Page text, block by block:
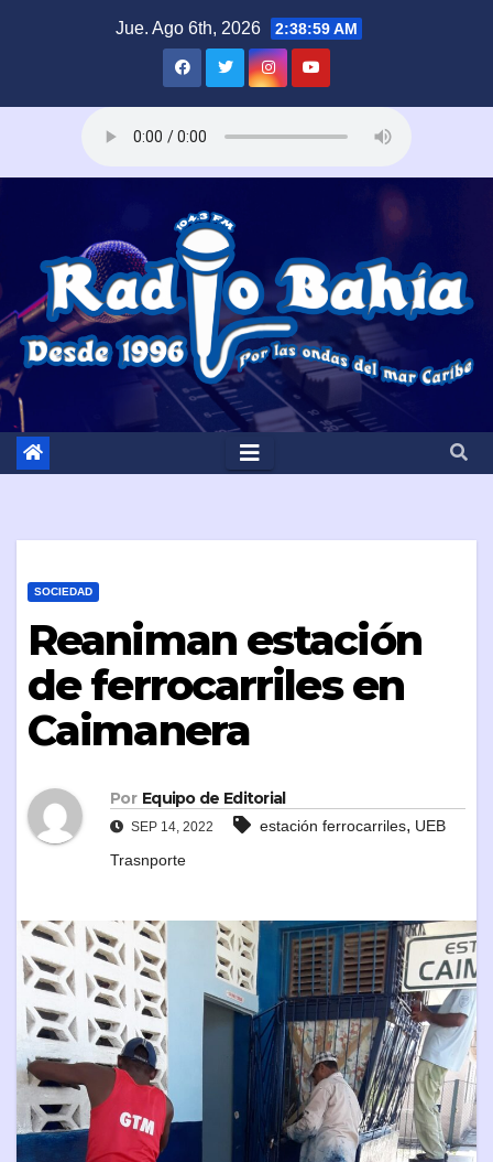
Jue. Ago 6th, 2026 2:39:00 AM
SOCIEDAD
Reaniman estación
de ferrocarriles en
Caimanera
Por Equipo de Editorial
SEP 14, 2022 estación ferrocarriles, UEB
Trasnporte